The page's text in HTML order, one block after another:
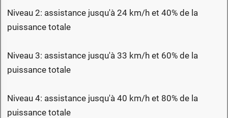
Niveau 2: assistance jusqu'à 24 km/h et 40% de la
puissance totale
Niveau 3: assistance jusqu'à 33 km/h et 60% de la
puissance totale
Niveau 4: assistance jusqu'à 40 km/h et 80% de la
puissance totale